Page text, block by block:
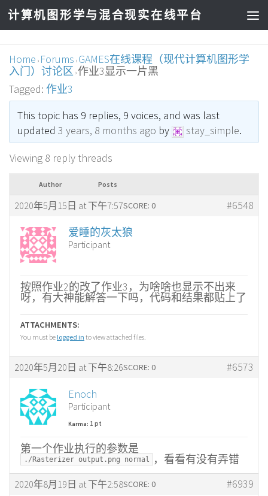
计算机图形学与混合现实在线平台
Home › Forums › GAMES在线课程（现代计算机图形学
入门）讨论区 › 作业3显示一片黑
Tagged: 作业3
This topic has 9 replies, 9 voices, and was last
updated 3 years, 8 months ago by stay_simple.
Viewing 8 reply threads
Author Posts
2020年5月15日 at 下午7:57 #6548
SCORE: 0
爱睡的灰太狼
Participant
按照作业2的改了作业3，为啥啥也显示不出来
呀，有大神能解答一下吗，代码和结果都贴上了
ATTACHMENTS:
You must be logged in to view attached files.
2020年5月20日 at 下午8:26 #6573
SCORE: 0
Enoch
Participant
Karma: 1 pt
第一个作业执行的参数是
./Rasterizer output.png normal ，看看有没有弄错
2020年8月19日 at 下午2:58 #6939
SCORE: 0